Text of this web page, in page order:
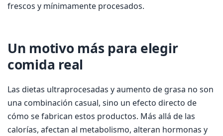
frescos y mínimamente procesados.
Un motivo más para elegir
comida real
Las dietas ultraprocesadas y aumento de grasa no son
una combinación casual, sino un efecto directo de
cómo se fabrican estos productos. Más allá de las
calorías, afectan al metabolismo, alteran hormonas y